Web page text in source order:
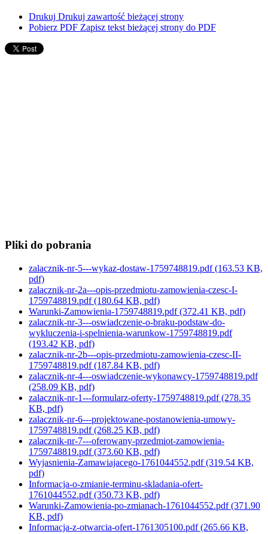
Drukuj Drukuj zawartość bieżącej strony
Pobierz PDF Zapisz tekst bieżącej strony do PDF
Pliki do pobrania
zalacznik-nr-5---wykaz-dostaw-1759748819.pdf(163.53 KB,
pdf)
zalacznik-nr-2a---opis-przedmiotu-zamowienia-czesc-I-
1759748819.pdf(180.64 KB, pdf)
Warunki-Zamowienia-1759748819.pdf(372.41 KB, pdf)
zalacznik-nr-3---oswiadczenie-o-braku-podstaw-do-
wykluczenia-i-spelnienia-warunkow-1759748819.pdf
(193.42 KB, pdf)
zalacznik-nr-2b---opis-przedmiotu-zamowienia-czesc-II-
1759748819.pdf(187.84 KB, pdf)
zalacznik-nr-4---oswiadczenie-wykonawcy-1759748819.pdf
(258.09 KB, pdf)
zalacznik-nr-1---formularz-oferty-1759748819.pdf(278.35
KB, pdf)
zalacznik-nr-6---projektowane-postanowienia-umowy-
1759748819.pdf(268.25 KB, pdf)
zalacznik-nr-7---oferowany-przedmiot-zamowienia-
1759748819.pdf(373.60 KB, pdf)
Wyjasnienia-Zamawiajacego-1761044552.pdf(319.54 KB,
pdf)
Informacja-o-zmianie-terminu-skladania-ofert-
1761044552.pdf(350.73 KB, pdf)
Warunki-Zamowienia-po-zmianach-1761044552.pdf(371.90
KB, pdf)
Informacja-z-otwarcia-ofert-1761305100.pdf(265.66 KB,